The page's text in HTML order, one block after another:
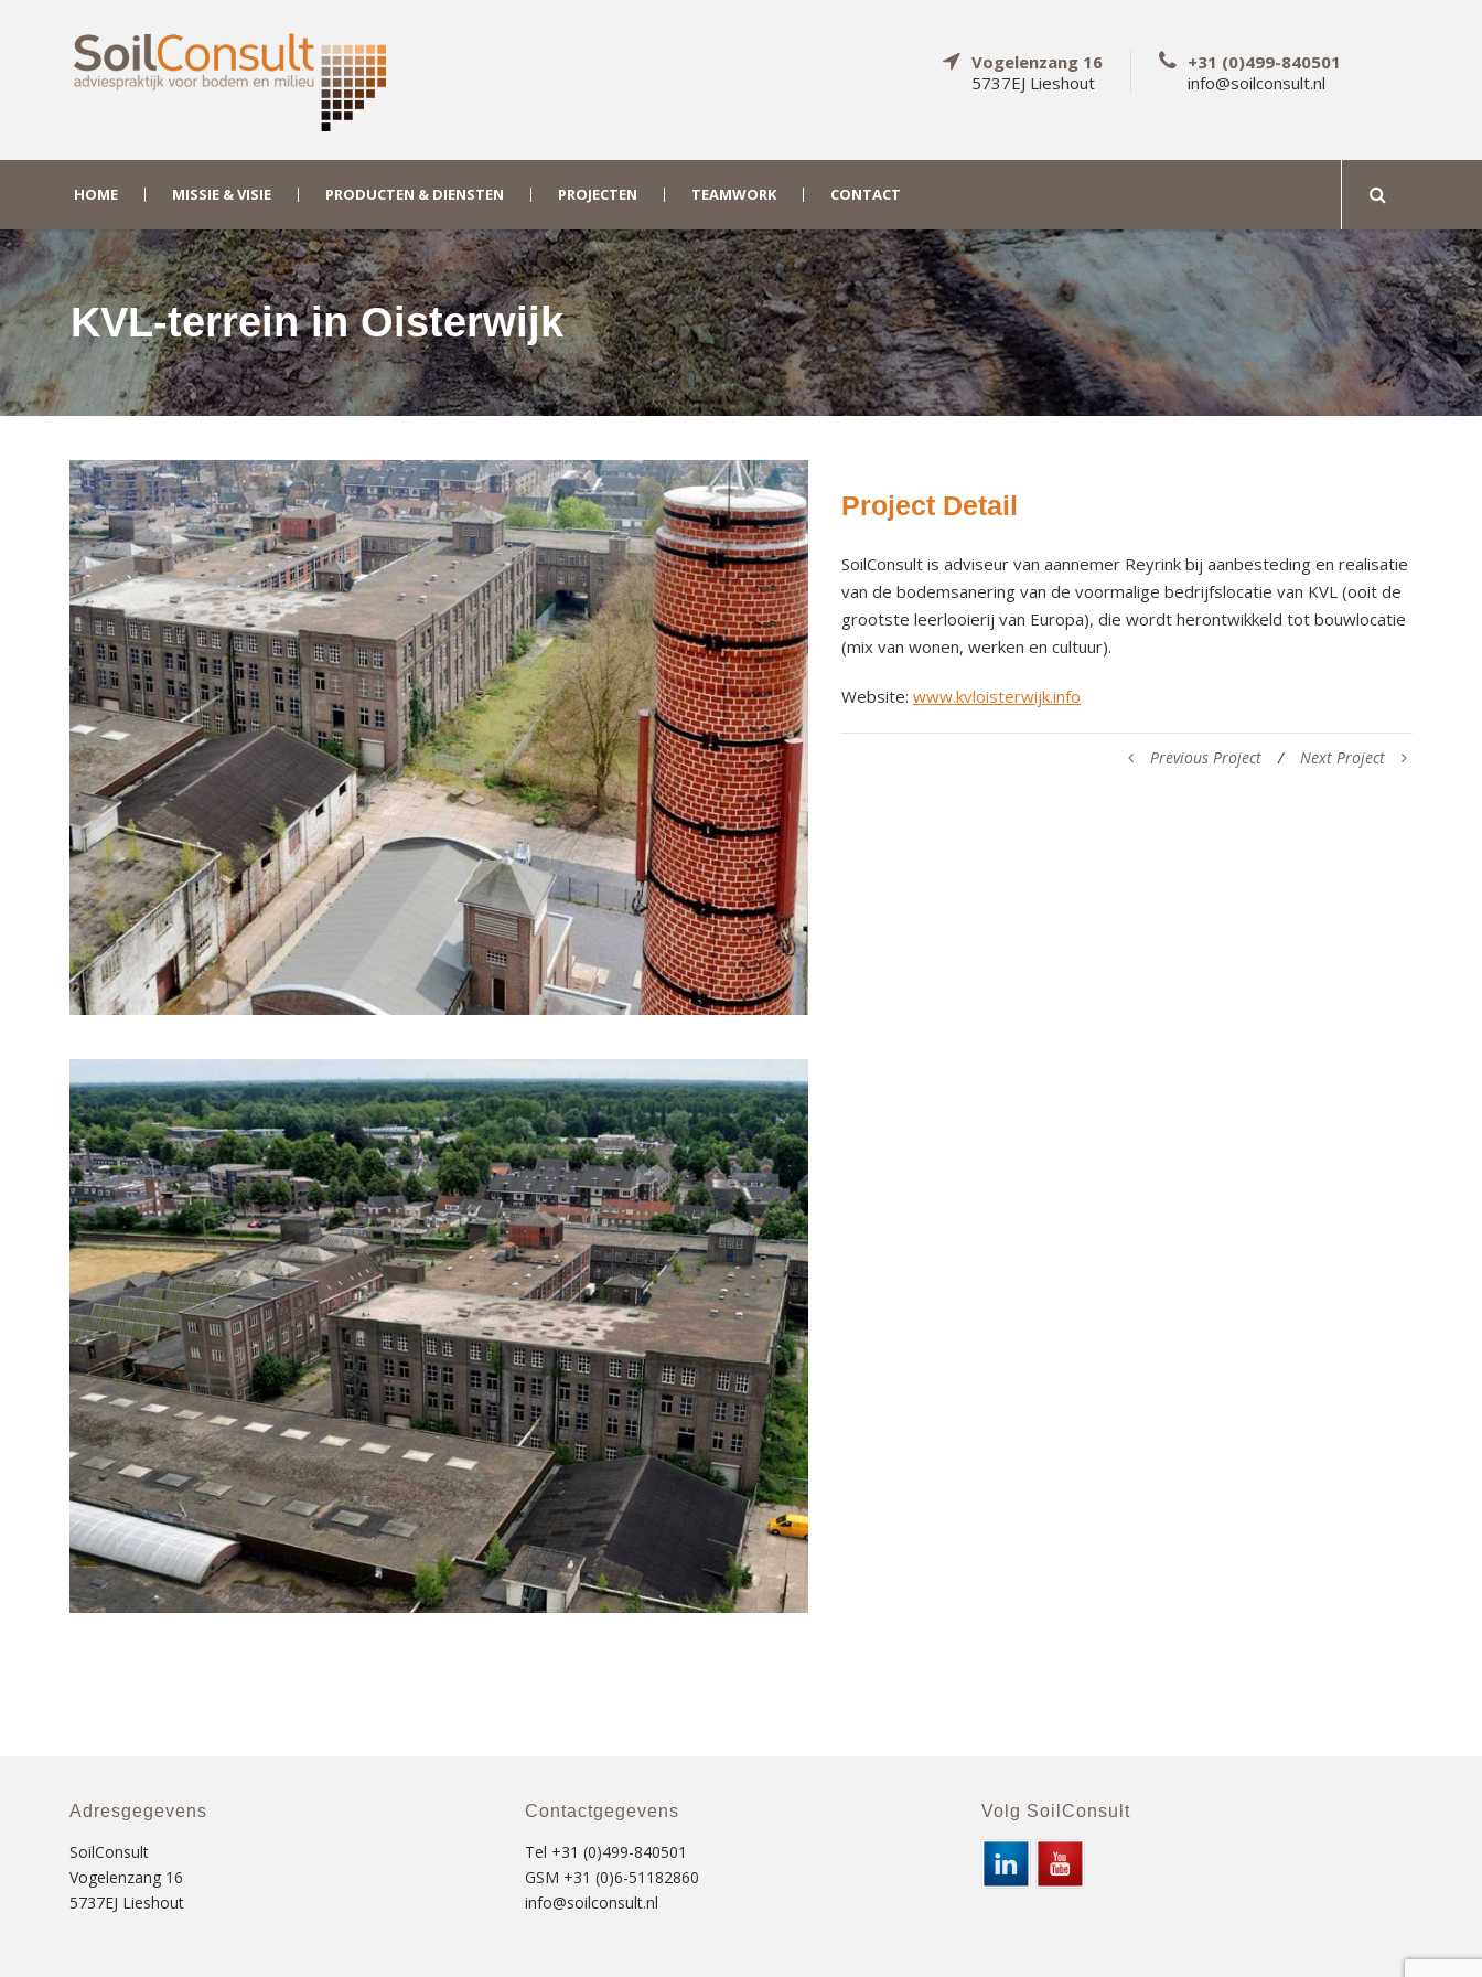
Vogelenzang 16
5737EJ Lieshout
+31 (0)499-840501
info@soilconsult.nl
HOME MISSIE & VISIE PRODUCTEN & DIENSTEN PROJECTEN TEAMWORK CONTACT
KVL-terrein in Oisterwijk
Project Detail
SoilConsult is adviseur van aannemer Reyrink bij aanbesteding en realisatie
van de bodemsanering van de voormalige bedrijfslocatie van KVL (ooit de
grootste leerlooierij van Europa), die wordt herontwikkeld tot bouwlocatie
(mix van wonen, werken en cultuur).
Website: www.kvloisterwijk.info
Previous Project / Next Project
Adresgegevens
SoilConsult
Vogelenzang 16
5737EJ Lieshout
Contactgegevens
Tel +31 (0)499-840501
GSM +31 (0)6-51182860
info@soilconsult.nl
Volg SoilConsult